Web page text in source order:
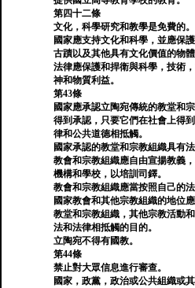
第四十二條
文化，科學研究和教學是免費的。
國家應支持文化和科學，並應保
古蹟以及其他具有文化價值的物體
法律應保護和捍衛與科學，技術
神和物質利益。
第43條
國家應承認立陶宛傳統的教堂和
得到承認，只要它們在社會上得
律和公共道德相抵觸。
國家承認的教堂和宗教組織具有法
教會和宗教組織應自由宣揚教義
機構和學校，以培訓司鐸。
教會和宗教組織應當按照自己的
國家教會和其他宗教組織的地位
教堂和宗教組織，其他宗教活動
法和法律相抵觸的目的。
立陶宛不得有國教。
第44條
禁止對大眾信息進行審查。
國家，政黨，政治或公共組織或